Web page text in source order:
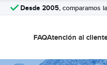
Desde 2005, comparamos
FAQAtención al